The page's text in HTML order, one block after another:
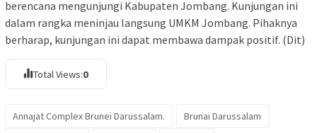
berencana mengunjungi Kabupaten Jombang. Kunjungan ini
dalam rangka meninjau langsung UMKM Jombang. Pihaknya
berharap, kunjungan ini dapat membawa dampak positif. (Dit)
Total Views:0
Annajat Complex Brunei Darussalam.
Brunai Darussalam